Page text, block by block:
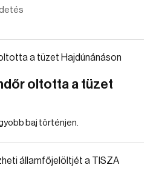
oltotta a tüzet
baj történjen.